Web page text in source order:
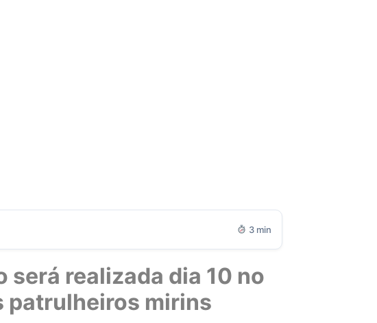
3 min
realizada dia 10 no
patrulheiros mirins